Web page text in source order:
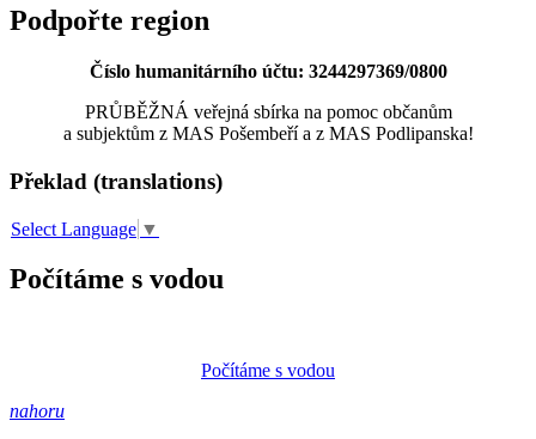
Podpořte region
Číslo humanitárního účtu: 3244297369/0800
PRŮBĚŽNÁ veřejná sbírka na pomoc občanům
a subjektům z MAS Pošembeří a z MAS Podlipanska!
Překlad (translations)
Select Language ▼
Počítáme s vodou
Počítáme s vodou
nahoru